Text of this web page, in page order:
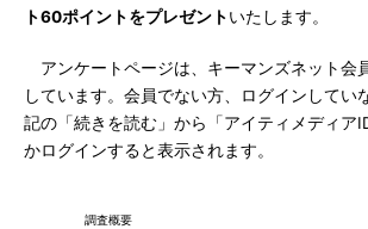
ト60ポイントをプレゼントいたします。
アンケートページは、キーマンズネット会
しています。会員でない方、ログインしてい
記の「続きを読む」から「アイティメディア
かログインすると表示されます。
調査概要